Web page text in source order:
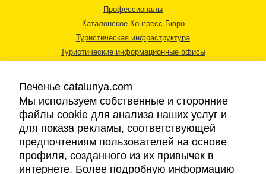
Профессионалы
Каталонское Конгресс-Бюро
Туристическая инфраструктура
Туристические информационные офисы
Правовая информация
Cookies
Печенье catalunya.com
Мы используем собственные и сторонние
файлы cookie для анализа наших услуг и
для показа рекламы, соответствующей
предпочтениям пользователей на основе
профиля, созданного из их привычек в
интернете. Более подробную информацию